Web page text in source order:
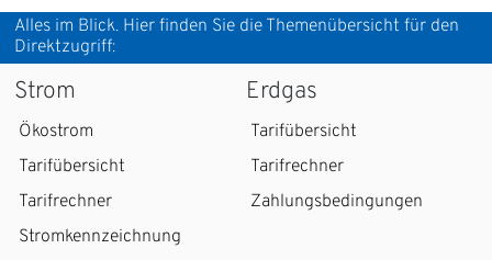
Alles im Blick. Hier finden Sie die Themenübersicht für den
Direktzugriff:
Strom
Ökostrom
Tarifübersicht
Tarifrechner
Stromkennzeichnung
Erdgas
Tarifübersicht
Tarifrechner
Zahlungsbedingungen